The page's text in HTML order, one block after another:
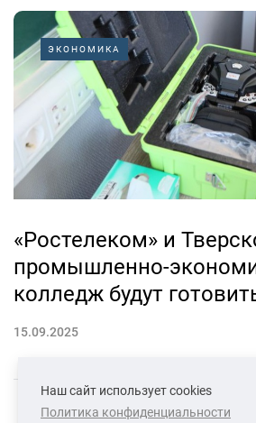
ЭКОНОМИКА
«Ростелеком» и
промышленно-
колледж будут
15.09.2025
СВЯЗАТЬСЯ С НАМИ О НАС
Наш сайт использует cookies
Политика конфиденциальности